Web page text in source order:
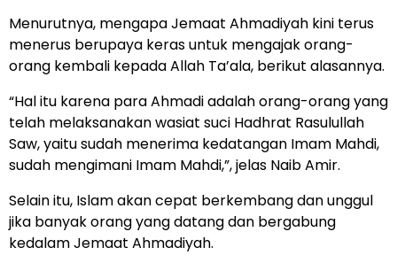
Menurutnya, mengapa Jemaat Ahmadiyah kini terus
menerus berupaya keras untuk mengajak orang-
orang kembali kepada Allah Ta’ala, berikut alasannya.
“Hal itu karena para Ahmadi adalah orang-orang yang
telah melaksanakan wasiat suci Hadhrat Rasulullah
Saw, yaitu sudah menerima kedatangan Imam Mahdi,
sudah mengimani Imam Mahdi,”, jelas Naib Amir.
Selain itu, Islam akan cepat berkembang dan unggul
jika banyak orang yang datang dan bergabung
kedalam Jemaat Ahmadiyah.